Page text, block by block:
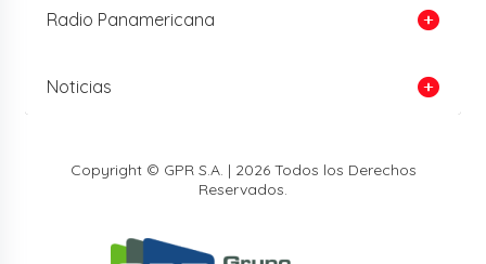
Radio Panamericana
Noticias
Copyright © GPR S.A. | 2026 Todos los Derechos
Reservados.